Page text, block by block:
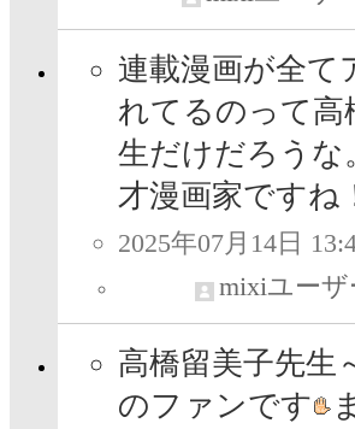
連載漫画が全て
れてるのって高
生だけだろうな
才漫画家ですね
2025年07月14日
mixiユーザ
高橋留美子先生
のファンです